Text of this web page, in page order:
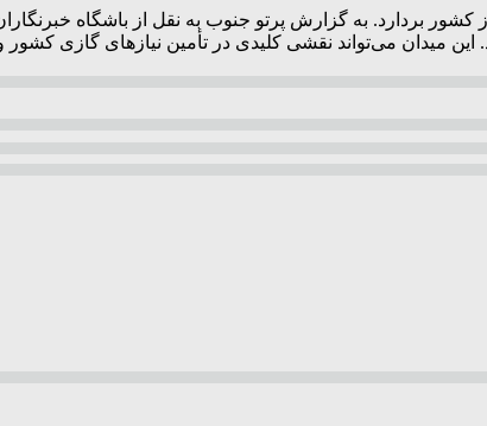
کشور بردارد. به گزارش پرتو جنوب به نقل از باشگاه
میدان می‌تواند نقشی کلیدی در تأمین نیازهای گازی کشور و